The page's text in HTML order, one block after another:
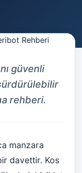
güvenli
rehberi.
manzara
davettir. Kos